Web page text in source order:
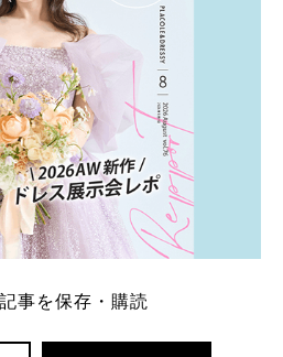
事を保存・購読